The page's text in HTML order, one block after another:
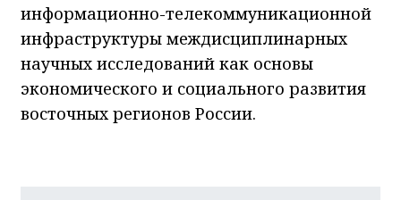
информационно-телекоммуникационной
инфраструктуры междисциплинарных
научных исследований как основы
экономического и социального развития
восточных регионов России.